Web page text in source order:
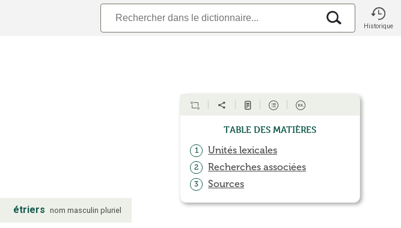
Historique
étriers nom masculin pluriel
Table des matières
1 Unités lexicales
2 Recherches associées
3 Sources